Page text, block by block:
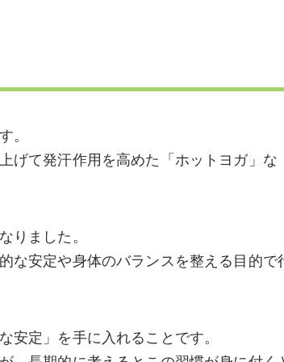
。
げて発汗作用を高めた「ホットヨガ」な
りました。
な安定や身体のバランスを整える目的で
安定」を手に入れることです。